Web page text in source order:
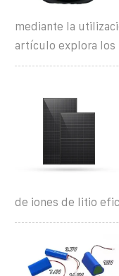
mediante la
artículo explora los
de iones de litio